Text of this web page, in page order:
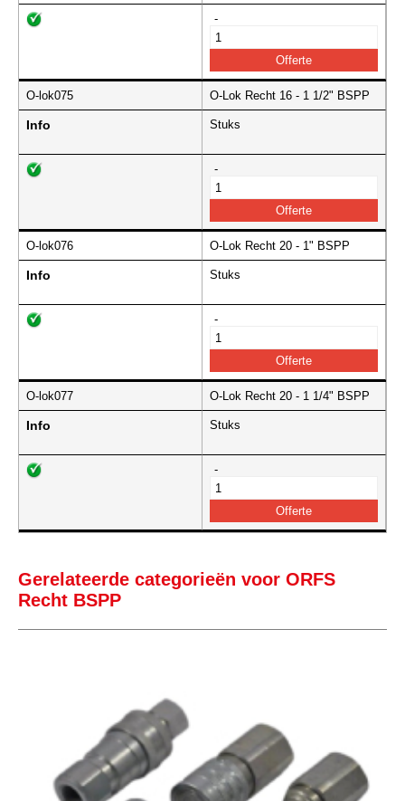
-
O-lok075 O-Lok Recht 16 - 1 1/2" BSPP
Info Stuks
-
O-lok076 O-Lok Recht 20 - 1" BSPP
Info Stuks
-
O-lok077 O-Lok Recht 20 - 1 1/4" BSPP
Info Stuks
-
Gerelateerde categorieën voor ORFS
Recht BSPP